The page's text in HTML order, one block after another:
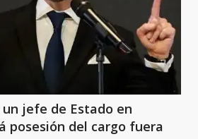
jefe de Estado en
posesión del cargo fuera